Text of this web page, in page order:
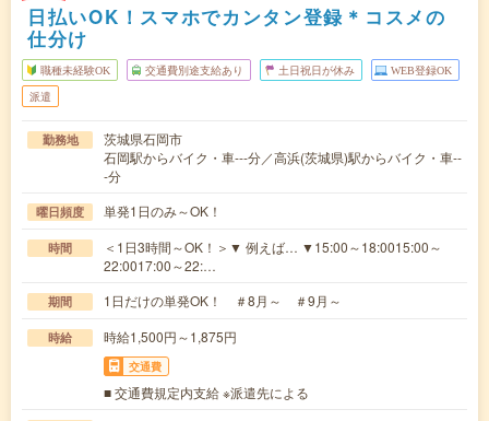
日払いOK！スマホでカンタン登録＊コスメの
仕分け
職種未経験OK 交通費別途支給あり 土日祝日が休み WEB登録OK
派遣
勤務地
茨城県石岡市
石岡駅からバイク・車---分／高浜(茨城県)駅からバイク・車--
-分
曜日頻度 単発1日のみ～OK！
時間
＜1日3時間～OK！＞▼ 例えば… ▼15:00～18:0015:00～
22:0017:00～22:…
期間 1日だけの単発OK！ ＃8月～ ＃9月～
時給 時給1,500円～1,875円
交通費
■ 交通費規定内支給 ※派遣先による